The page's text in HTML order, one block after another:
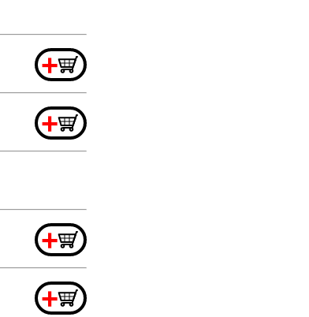
+
+
+
+